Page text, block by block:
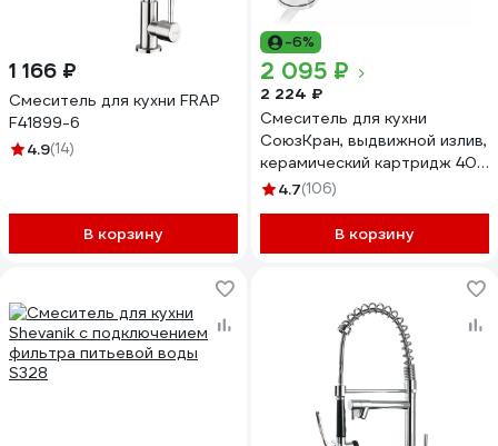
1 166 ₽
Смеситель для кухни FRAP
F41899-6
4.9(14)
В корзину
-6%
2 095 ₽
2 224 ₽
Смеситель для кухни
СоюзКран, выдвижной излив,
керамический картридж 40
мм, хром, цинк SK01-E119
4.7(106)
В корзину